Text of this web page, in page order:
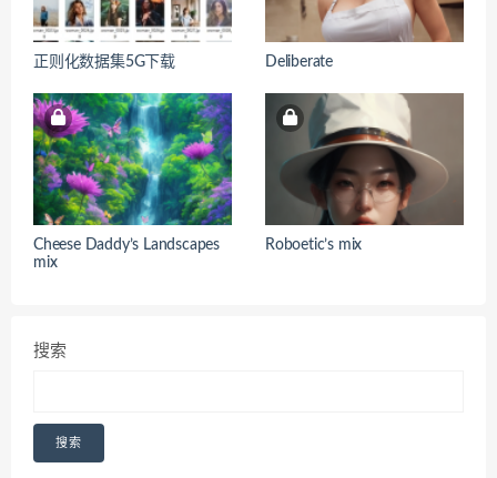
正则化数据集5G下载 Deliberate
Cheese Daddy’s Landscapes
mix
Roboetic’s mix
搜索
搜索